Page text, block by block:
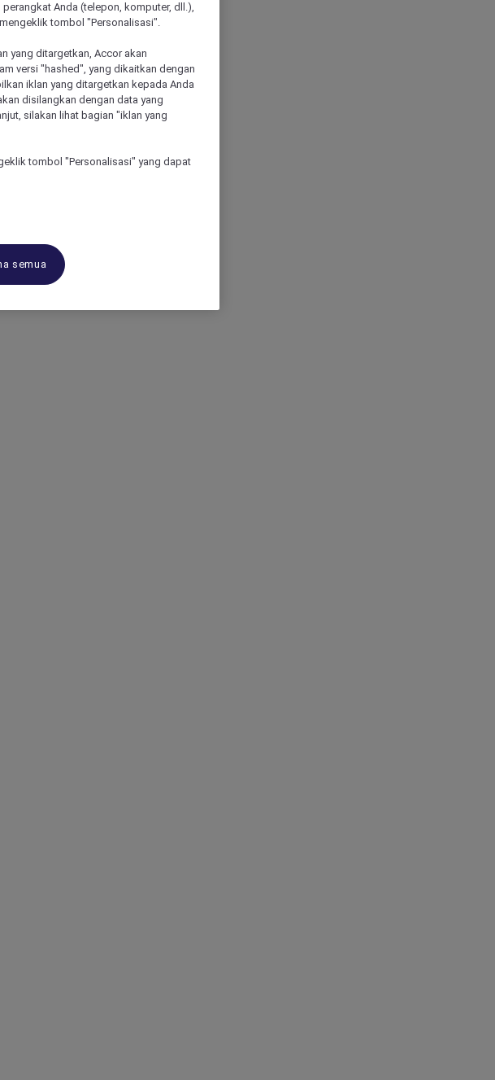
Anda (telepon, komputer, dll.),
tombol "Personalisasi".
yang ditargetkan, Accor akan
versi "hashed", yang dikaitkan dengan
iklan yang ditargetkan kepada Anda
disilangkan dengan data yang
silakan lihat bagian "iklan yang
tombol "Personalisasi" yang dapat
semua